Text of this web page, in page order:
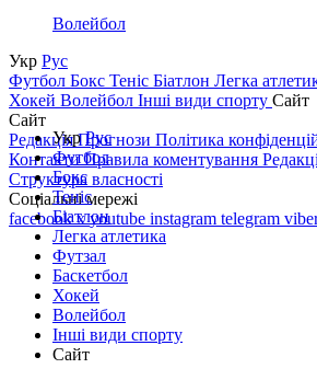
Волейбол
Укр Рус
Футбол Бокс Теніс Біатлон Легка
Хокей Волейбол Інші види спорту Сайт
Сайт
РедакціяПрогнози Політика
КонтактиПравила коментування
Структура власності
Соціальні мережі
facebookxyoutube instagram telegram
УкрРус
Футбол
Бокс
Теніс
Біатлон
Легка атлетика
Футзал
Баскетбол
Хокей
Волейбол
Інші види спорту
Сайт